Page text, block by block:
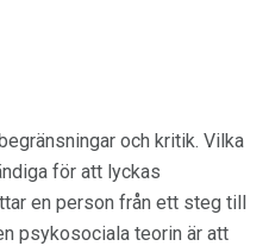
och kritik. Vilka
för att lyckas
en person från ett steg till
psykosociala teorin är att